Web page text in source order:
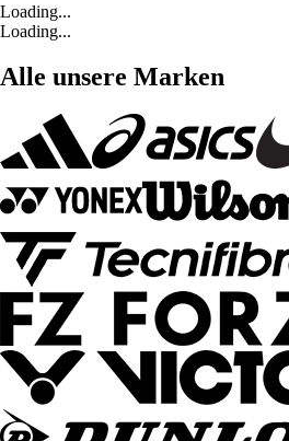
Loading...
Loading...
Alle unsere Marken